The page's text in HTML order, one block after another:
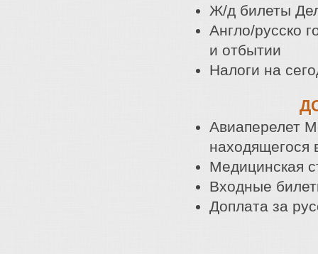
Ж/д билеты
Англо/русско
и отбытии
Налоги на
Авиаперелет
находящегося
Медицинская
Входные
Доплата за